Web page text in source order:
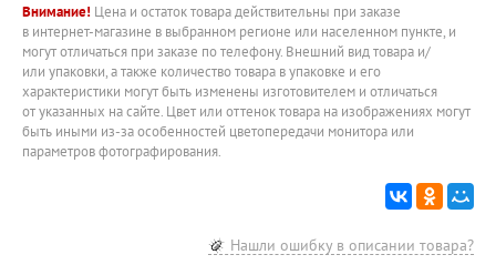
Внимание! Цена и остаток товара действительны при заказе
в интернет-магазине в выбранном регионе или населенном пункте, и
могут отличаться при заказе по телефону. Внешний вид товара и/
или упаковки, а также количество товара в упаковке и его
характеристики могут быть изменены изготовителем и отличаться
от указанных на сайте. Цвет или оттенок товара на изображениях могут
быть иными из-за особенностей цветопередачи монитора или
параметров фотографирования.
Нашли ошибку в описании товара?